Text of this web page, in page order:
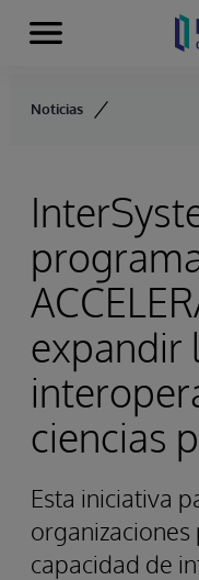
Skip to content
Secciones
Noticias
expandir
ciencias
Esta iniciativa
capacidad de